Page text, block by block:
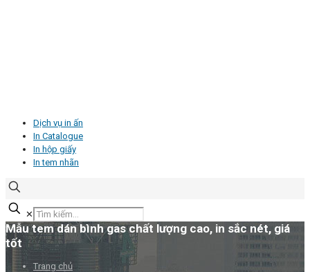
Dịch vụ in ấn
In Catalogue
In hộp giấy
In tem nhãn
✕
Mẫu tem dán bình gas chất lượng cao, in sắc nét, giá
tốt
Trang chủ